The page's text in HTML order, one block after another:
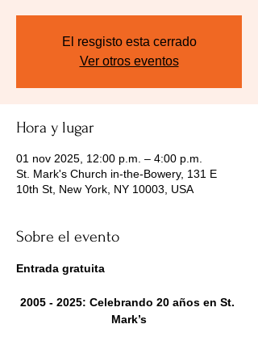
El resgisto esta cerrado
Ver otros eventos
Hora y lugar
01 nov 2025, 12:00 p.m. – 4:00 p.m.
St. Mark's Church in-the-Bowery, 131 E
10th St, New York, NY 10003, USA
Sobre el evento
Entrada gratuita
2005 - 2025: Celebrando 20 años en St.
Mark’s